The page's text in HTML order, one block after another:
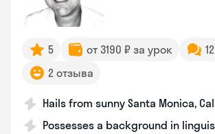
5 от 3190 ₽ за урок
2 отзыва
Hails from sunny Santa Monica,
Possesses a background in